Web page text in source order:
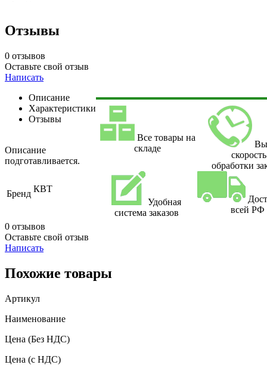
Отзывы
0 отзывов
Оставьте свой отзыв
Написать
Описание
Характеристики
Отзывы
Описание
подготавливается.
Бренд КВТ
0 отзывов
Оставьте свой отзыв
Написать
Все товары на
складе
скорость
обработки
Удобная
система заказов
всей РФ
Похожие товары
Артикул
Наименование
Цена (Без НДС)
Цена (с НДС)